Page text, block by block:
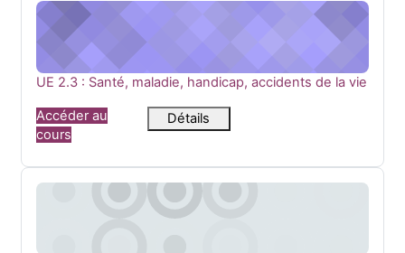
UE 2.3 : Santé, maladie, handicap, accidents de la vie
Nom du cours
UE 2.3 : Santé, maladie, handicap, accidents de la vie
Accéder au
cours
Détails
UE 2.6 : Processus psychopathologiques